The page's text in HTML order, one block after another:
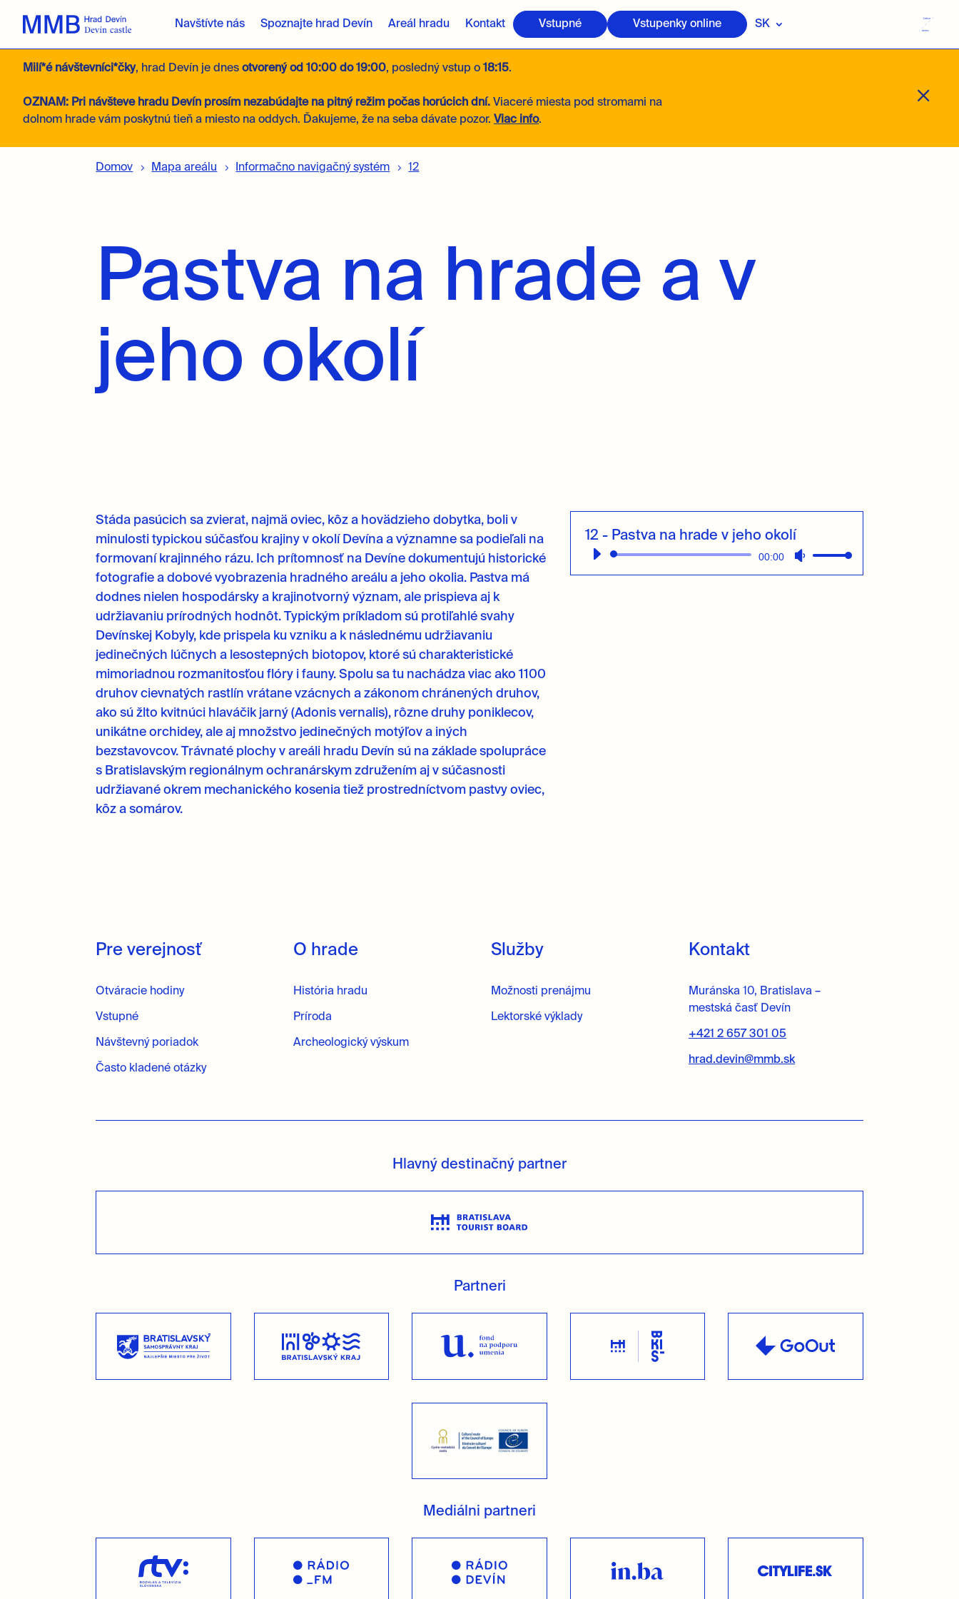
Navštívte nás Spoznajte hrad Devín Areál hradu Kontakt Vstupné Vstupenky online SK
Milí*é návštevníci*čky, hrad Devín je dnes otvorený od 10:00 do 19:00, posledný vstup o 18:15.
OZNAM: Pri návšteve hradu Devín prosím nezabúdajte na pitný režim počas horúcich dní. Viaceré miesta pod stromami na
dolnom hrade vám poskytnú tieň a miesto na oddych. Ďakujeme, že na seba dávate pozor. Viac info.
M
Domov Mapa areálu Informačno navigačný systém 12
Pastva na hrade a v
jeho okolí
Stáda pasúcich sa zvierat, najmä oviec, kôz a hovädzieho dobytka, boli v
minulosti typickou súčasťou krajiny v okolí Devína a významne sa podieľali na
formovaní krajinného rázu. Ich prítomnosť na Devíne dokumentujú historické
fotografie a dobové vyobrazenia hradného areálu a jeho okolia. Pastva má
dodnes nielen hospodársky a krajinotvorný význam, ale prispieva aj k
udržiavaniu prírodných hodnôt. Typickým príkladom sú protiľahlé svahy
Devínskej Kobyly, kde prispela ku vzniku a k následnému udržiavaniu
jedinečných lúčnych a lesostepných biotopov, ktoré sú charakteristické
mimoriadnou rozmanitosťou flóry i fauny. Spolu sa tu nachádza viac ako 1100
druhov cievnatých rastlín vrátane vzácnych a zákonom chránených druhov,
ako sú žlto kvitnúci hlaváčik jarný (Adonis vernalis), rôzne druhy poniklecov,
unikátne orchidey, ale aj množstvo jedinečných motýľov a iných
bezstavovcov. Trávnaté plochy v areáli hradu Devín sú na základe spolupráce
s Bratislavským regionálnym ochranárskym združením aj v súčasnosti
udržiavané okrem mechanického kosenia tiež prostredníctvom pastvy oviec,
kôz a somárov.
12 - Pastva na hrade v jeho okolí
Audio
prehrávač
00:00
Pomocou
šípok
Pre verejnosť
Otváracie hodiny
Vstupné
Návštevný poriadok
Často kladené otázky
O hrade
História hradu
Príroda
Archeologický výskum
Služby
Možnosti prenájmu
Lektorské výklady
Kontakt
Muránska 10, Bratislava –
mestská časť Devín
+421 2 657 301 05
hrad.devin@mmb.sk
Hlavný destinačný partner
Partneri
Mediálni partneri